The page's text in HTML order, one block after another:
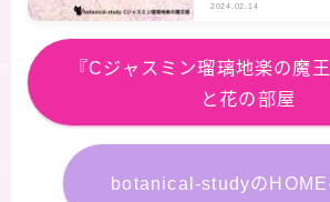
2024.02.14
『Cジャスミン瑠璃地楽の魔
と花の部屋
botanical-studyのHOME